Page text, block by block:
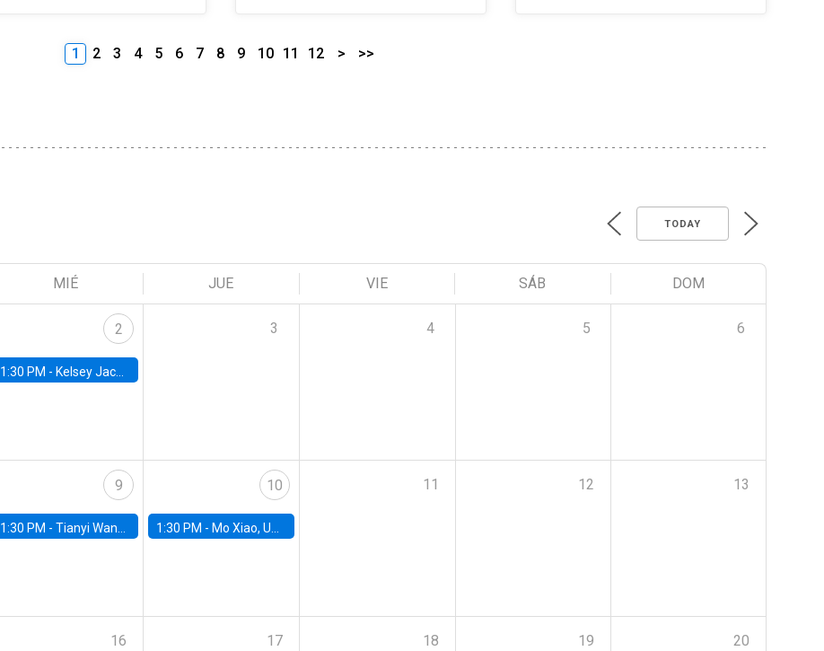
1 2 3 4 5 6 7 8 9 10 11 12 > >>
TODAY
MIÉ JUE VIE SÁB DOM
2
1:30 PM - Kelsey Jack, UC Berkeley
3 4 5 6
9
1:30 PM -Tianyi Wang, University of Toronto
10
1:30 PM - Mo Xiao, University of Arizona
11 12 13
16 17 18 19 20